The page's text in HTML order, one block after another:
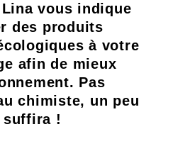
vous indique
des produits
à votre
afin de mieux
Pas
chimiste, un peu
suffira !